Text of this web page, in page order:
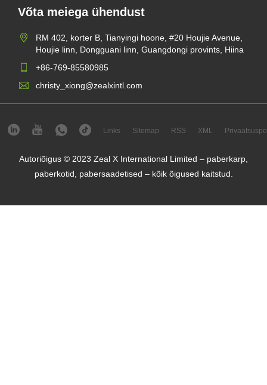
Võta meiega ühendust
RM 402, korter B, Tianyingi hoone, #20 Houjie Avenue,
Houjie linn, Dongguani linn, Guangdongi provints, Hiina
+86-769-85580985
christy_xiong@zealxintl.com
Links Sitemap RSS XML
Autoriõigus © 2023 Zeal X International Limited – paberkarp,
paberkotid, pabersaadetised – kõik õigused kaitstud.